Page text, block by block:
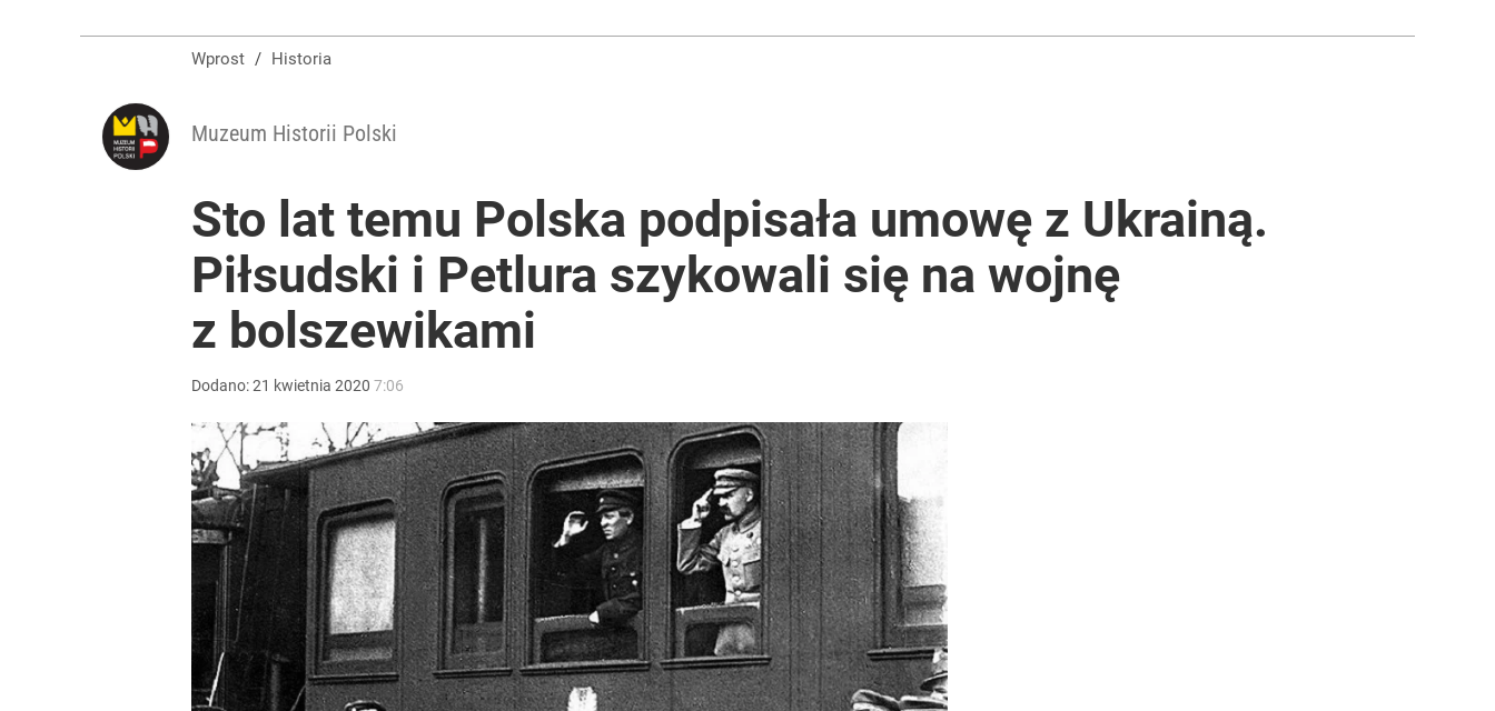
Wprost / Historia
Muzeum Historii Polski
Sto lat temu Polska podpisała umowę z Ukrainą.
Piłsudski i Petlura szykowali się na wojnę
z bolszewikami
Dodano:21 kwietnia 2020 7:06